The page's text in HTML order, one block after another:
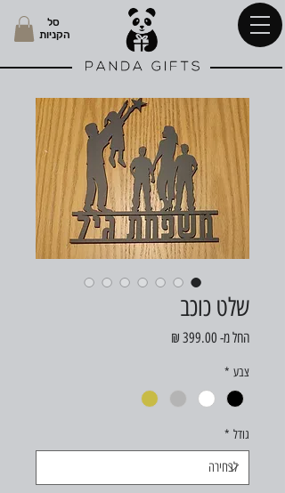
סל
הקניות
שלט כוכב
החל מ- 399.00 ₪
צבע *
גודל *